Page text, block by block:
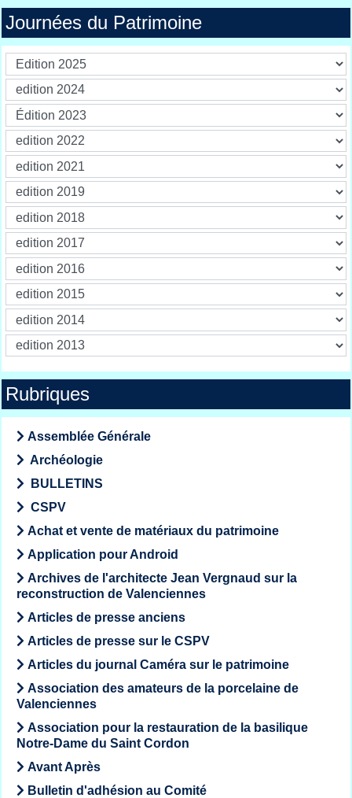
Journées du Patrimoine
Rubriques
Assemblée Générale
Archéologie
BULLETINS
CSPV
Achat et vente de matériaux du patrimoine
Application pour Android
Archives de l'architecte Jean Vergnaud sur la
reconstruction de Valenciennes
Articles de presse anciens
Articles de presse sur le CSPV
Articles du journal Caméra sur le patrimoine
Association des amateurs de la porcelaine de
Valenciennes
Association pour la restauration de la basilique
Notre-Dame du Saint Cordon
Avant Après
Bulletin d'adhésion au Comité